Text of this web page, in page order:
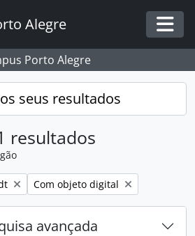
Alegre
Porto Alegre
seus resultados
resultados
Remover filtro:
Com objeto digital
avançada